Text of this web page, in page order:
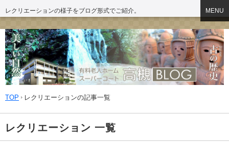
レクリエーションの様子をブログ形式でご紹介。 MENU
TOP レクリエーションの記事一覧
レクリエーション 一覧